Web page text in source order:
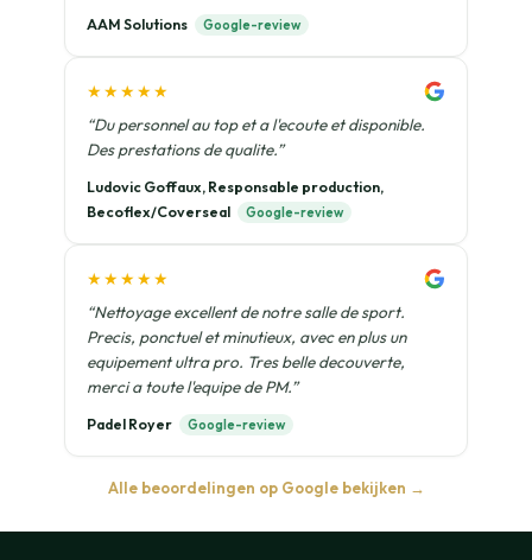
AAM Solutions Google-review
★★★★★
“Du personnel au top et a l'ecoute et disponible.
Des prestations de qualite.”
Ludovic Goffaux, Responsable production,
Becoflex/Coverseal
Google-review
★★★★★
“Nettoyage excellent de notre salle de sport.
Precis, ponctuel et minutieux, avec en plus un
equipement ultra pro. Tres belle decouverte,
merci a toute l'equipe de PM.”
Padel Royer Google-review
Alle beoordelingen op Google bekijken →